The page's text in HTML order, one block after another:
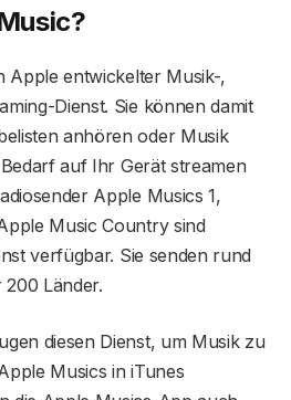
Apple entwickelter Musik-,
Dienst. Sie können damit
anhören oder Musik
auf Ihr Gerät streamen
Apple Musics 1,
Music Country sind
verfügbar. Sie senden rund
Länder.
diesen Dienst, um Musik zu
Musics in iTunes